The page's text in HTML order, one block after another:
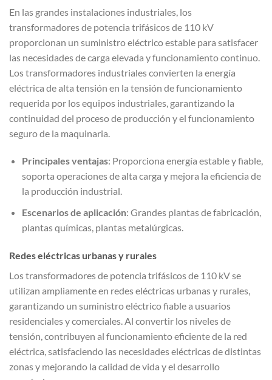
En las grandes instalaciones industriales, los
transformadores de potencia trifásicos de 110 kV
proporcionan un suministro eléctrico estable para satisfacer
las necesidades de carga elevada y funcionamiento continuo.
Los transformadores industriales convierten la energía
eléctrica de alta tensión en la tensión de funcionamiento
requerida por los equipos industriales, garantizando la
continuidad del proceso de producción y el funcionamiento
seguro de la maquinaria.
Principales ventajas: Proporciona energía estable y fiable,
soporta operaciones de alta carga y mejora la eficiencia de
la producción industrial.
Escenarios de aplicación: Grandes plantas de fabricación,
plantas químicas, plantas metalúrgicas.
Redes eléctricas urbanas y rurales
Los transformadores de potencia trifásicos de 110 kV se
utilizan ampliamente en redes eléctricas urbanas y rurales,
garantizando un suministro eléctrico fiable a usuarios
residenciales y comerciales. Al convertir los niveles de
tensión, contribuyen al funcionamiento eficiente de la red
eléctrica, satisfaciendo las necesidades eléctricas de distintas
zonas y mejorando la calidad de vida y el desarrollo